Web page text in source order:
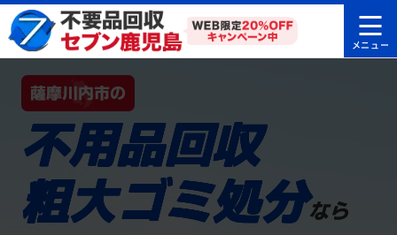
薩摩川内市の
不用品回収
粗大ゴミ処分なら